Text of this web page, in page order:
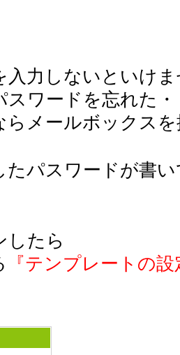
入力しないといけ
スワードを忘れた・
らメールボックス
たパスワードが書
したら
『テンプレートの設